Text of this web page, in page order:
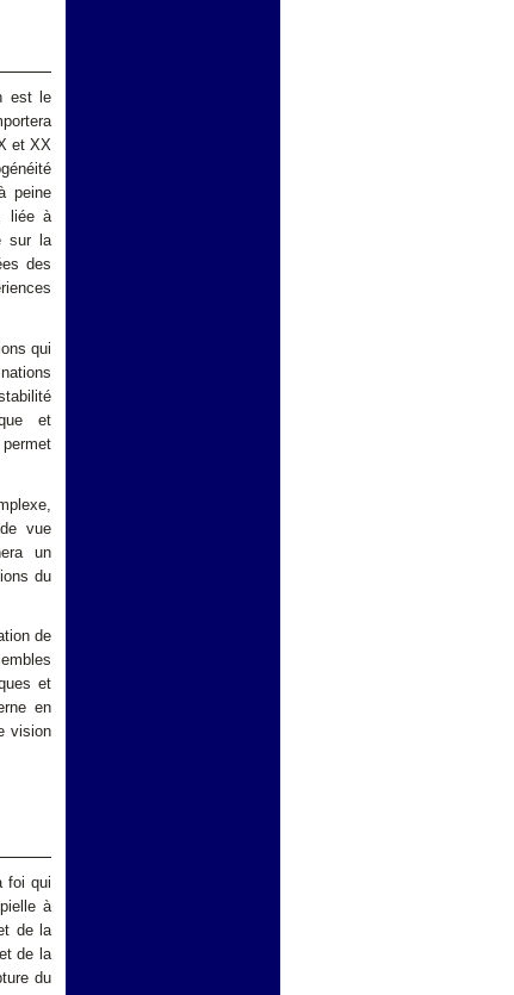
est le
et XX
peine
liée à
sur la
des
qui
et
vue
un
du
de
et
en
vision
foi qui
à
de la
de la
du